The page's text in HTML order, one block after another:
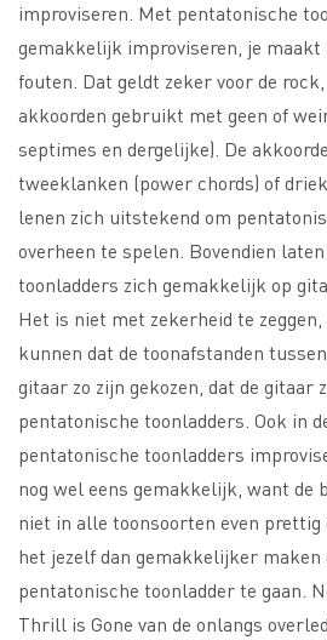
improviseren. Met pentatonische
gemakkelijk improviseren, je
fouten. Dat geldt zeker voor de rock,
akkoorden gebruikt met geen of
septimes en dergelijke). De
tweeklanken (power chords) of
lenen zich uitstekend om
overheen te spelen. Bovendien
toonladders zich gemakkelijk op
Het is niet met zekerheid te zeggen,
kunnen dat de toonafstanden
gitaar zo zijn gekozen, dat de gitaar
pentatonische toonladders. Ook in
pentatonische toonladders
nog wel eens gemakkelijk, want de
niet in alle toonsoorten even
het jezelf dan gemakkelijker maken
pentatonische toonladder te gaan.
Thrill is Gone van de onlangs